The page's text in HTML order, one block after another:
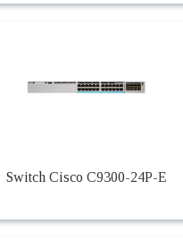
Switch Cisco C9300-24P-E